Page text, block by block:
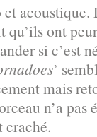
acoustique.
qu’ils ont
si c’est
’
mais
n’a pas
craché.